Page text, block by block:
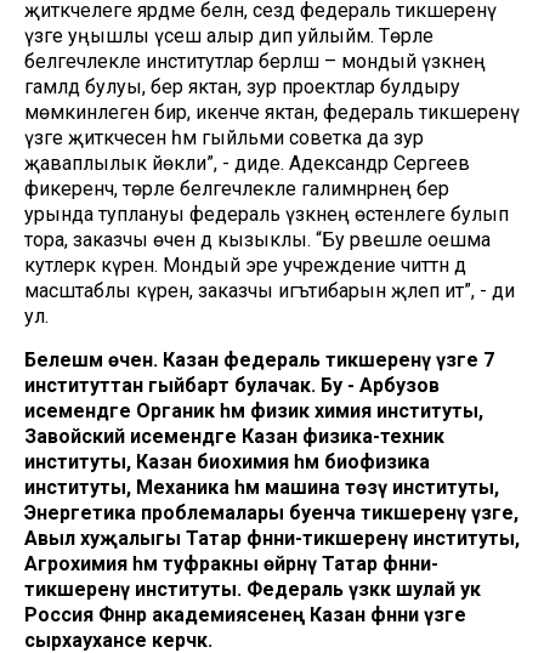
җитәкчелеге ярдәме белән, сездә федераль тикшеренү
үзәге уңышлы үсеш алыр дип уйлыйм. Төрле
белгечлекле институтлар берләшә – мондый үзәкнең
гамәлдә булуы, бер яктан, зур проектлар булдыру
мөмкинлеген бирә, икенче яктан, федераль тикшеренү
үзәге җитәкчесенә һәм гыйльми советка да зур
җаваплылык йөкли”, - диде. Адександр Сергеев
фикеренчә, төрле белгечлекле галимнәрнең бер
урында туплануы федераль үзәкнең өстенлеге булып
тора, заказчы өчен дә кызыклы. “Бу рәвешле оешма
куәтлерәк күренә. Мондый эре учреждение читтән дә
масштаблы күренә, заказчы игътибарын җәлеп итә”, - ди
ул.
Белешмә өчен. Казан федераль тикшеренү үзәге 7
институттан гыйбарәт булачак. Бу - Арбузов
исемендәге Органик һәм физик химия институты,
Завойский исемендәге Казан физика-техник
институты, Казан биохимия һәм биофизика
институты, Механика һәм машина төзү институты,
Энергетика проблемалары буенча тикшеренү үзәге,
Авыл хуҗалыгы Татар фәнни-тикшеренү институты,
Агрохимия һәм туфракны өйрәнү Татар фәнни-
тикшеренү институты. Федераль үзәккә шулай ук
Россия Фәннәр академиясенең Казан фәнни үзәге
сырхауханәсе керәчәк.